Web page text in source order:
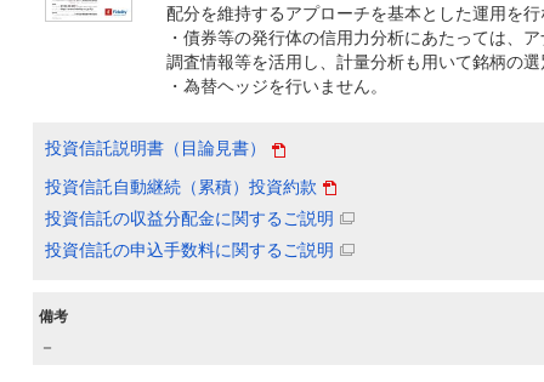
配分を維持するアプローチを基本とした運用を
・債券等の発行体の信用力分析にあたっては、
調査情報等を活用し、計量分析も用いて銘柄の
・為替ヘッジを行いません。
投資信託説明書（目論見書）
投資信託自動継続（累積）投資約款
投資信託の収益分配金に関するご説明
投資信託の申込手数料に関するご説明
備考
－